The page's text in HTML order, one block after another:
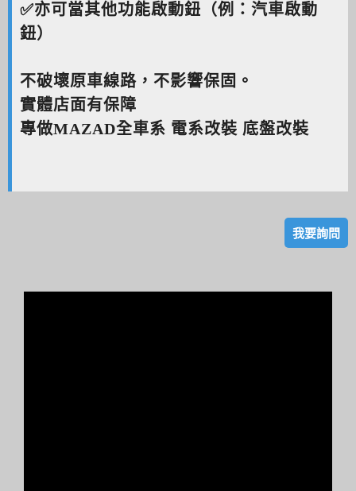
✅亦可當其他功能啟動鈕（例：汽車啟動
鈕）
不破壞原車線路，不影響保固。
實體店面有保障
專做MAZAD全車系 電系改裝 底盤改裝
我要詢問